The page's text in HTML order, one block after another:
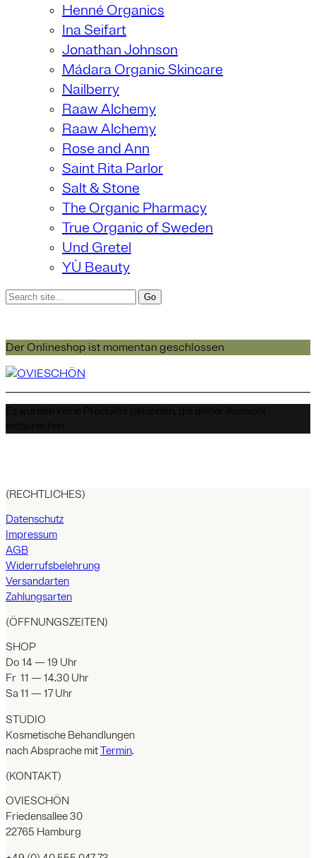
Henné Organics
Ina Seifart
Jonathan Johnson
Mádara Organic Skincare
Nailberry
Raaw Alchemy
Raaw Alchemy
Rose and Ann
Saint Rita Parlor
Salt & Stone
The Organic Pharmacy
True Organic of Sweden
Und Gretel
YÙ Beauty
Der Onlineshop ist momentan geschlossen
(RECHTLICHES)
Datenschutz
Impressum
AGB
Widerrufsbelehrung
Versandarten
Zahlungsarten
(ÖFFNUNGSZEITEN)
SHOP
Do 14 — 19 Uhr
Fr 11 — 14.30 Uhr
Sa 11 — 17 Uhr
STUDIO
Kosmetische Behandlungen
nach Absprache mitTermin.
(KONTAKT)
OVIESCHÖN
Friedensallee 30
22765 Hamburg